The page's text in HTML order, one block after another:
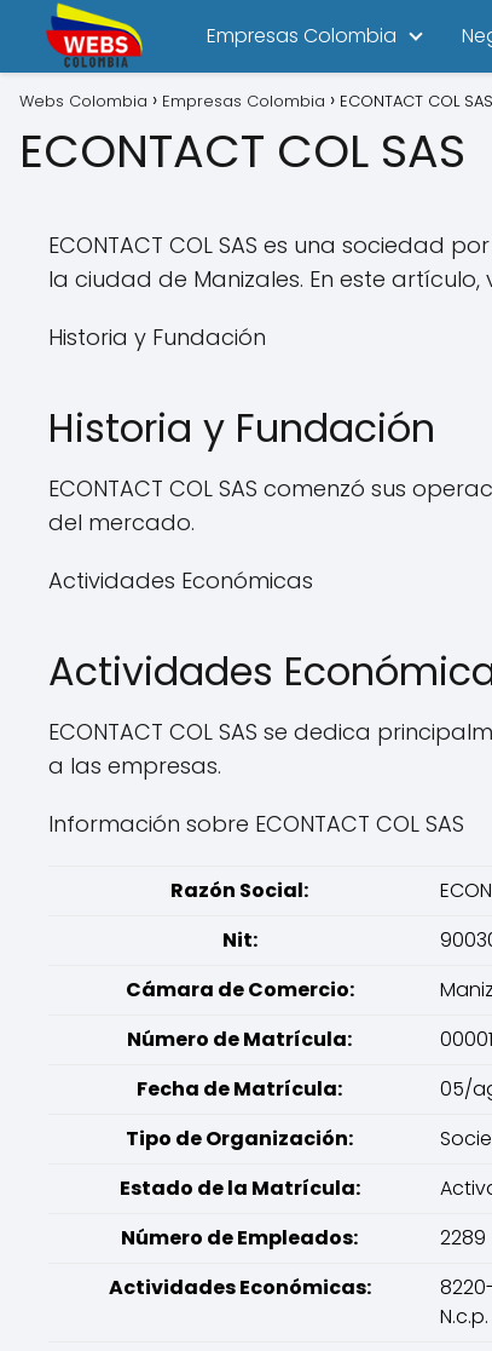
Empresas Colombia
Webs Colombia Empresas Colombia ECONTACT COL SAS
ECONTACT COL SAS
ECONTACT COL SAS es una sociedad
la ciudad de Manizales. En este
Historia y Fundación
Historia y Fundación
ECONTACT COL SAS comenzó sus
del mercado.
Actividades Económicas
Actividades
ECONTACT COL SAS se dedica
a las empresas.
Información sobre ECONTACT COL SAS
Razón Social:
Nit:
Cámara de Comercio:
Número de Matrícula:
Fecha de Matrícula:
05/
Tipo de Organización:
Estado de la Matrícula:
Número de Empleados:
2289
Actividades Económicas:
N.c.p.